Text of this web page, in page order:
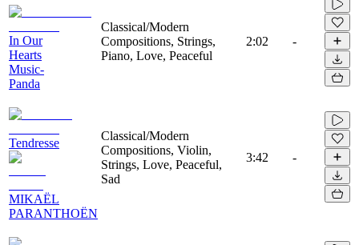
In Our
Hearts
Music-
Panda
Classical/Modern
Compositions, Strings,
Piano, Love, Peaceful
2:02 -
Tendresse
MIKAËL
PARANTHOËN
Classical/Modern
Compositions, Violin,
Strings, Love, Peaceful,
Sad
3:42 -